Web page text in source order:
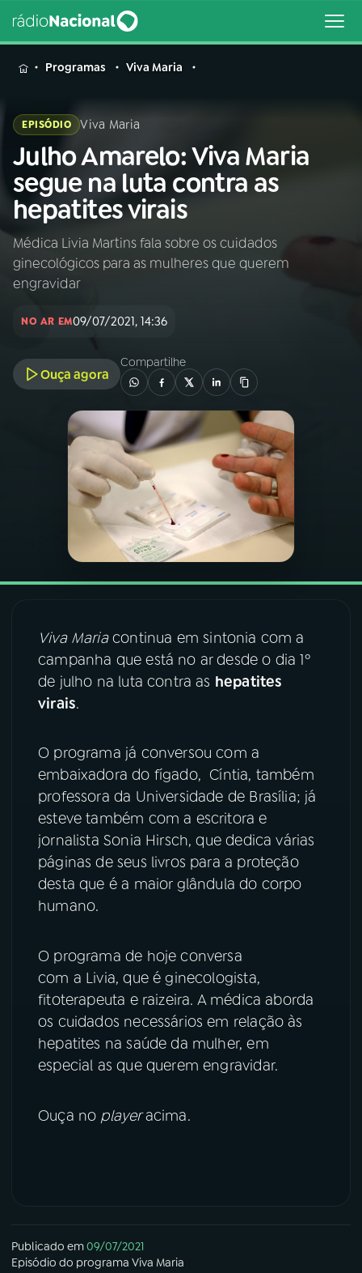
MENU
Buscar
na
Rádio
Nacional
Buscar
AO VIVO
PROGRAMAS
PODCASTS
VIDEOCASTS
08 FESTIVAL DE MÚSICA
YouTube Facebook
Instagram X
TikTok
Programas Viva Maria
EPISÓDIO Viva Maria
Julho Amarelo: Viva Maria
segue na luta contra as
hepatites virais
Médica Livia Martins fala sobre os cuidados
ginecológicos para as mulheres que querem
engravidar
NO AR EM09/07/2021, 14:36
Ouça agora
Compartilhe
Viva Mariacontinua em sintonia com a
campanha que está no ar desde o dia 1º
de julho na luta contra as hepatites
virais.
O programa já conversou com a
embaixadora do fígado, Cíntia, também
professora da Universidade de Brasília; já
esteve também com a escritora e
jornalista Sonia Hirsch, que dedica várias
páginas de seus livros para a proteção
desta que é a maior glândula do corpo
humano.
O programa de hoje conversa
com a Livia, que é ginecologista,
fitoterapeuta e raizeira. A médica aborda
os cuidados necessários em relação às
hepatites na saúde da mulher, em
especial as que querem engravidar.
Ouça no playeracima.
Publicado em09/07/2021
Episódio do programa Viva Maria